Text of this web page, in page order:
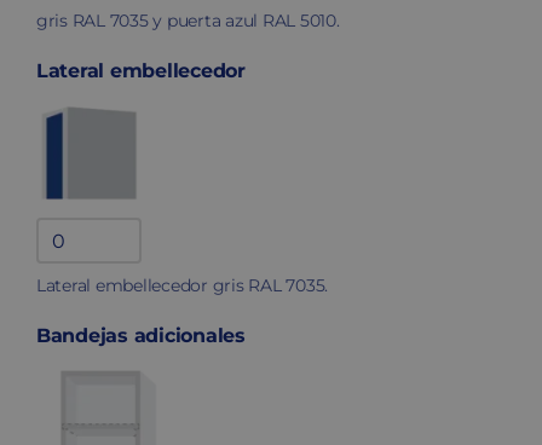
gris RAL 7035 y puerta azul RAL 5010.
Lateral embellecedor
Lateral
embellecedor
Lateral embellecedor gris RAL 7035.
Bandejas adicionales